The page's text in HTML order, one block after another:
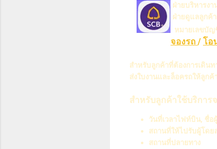
ฝ่ายบริหารง
ฝ่ายดูแลลูกค้
หมายเลขบัญ
จองรถ/โอ
สำหรับลูกค้าที่ต้องการเดิน
ส่งใบงานและล็อครถให้ลูก
สำหรับลูกค้าใช้บริการ
วันที่เวลาไฟท์บิน, ชื่อ
สถานที่ให้ไปรับผู้โดย
สถานที่ปลายทาง